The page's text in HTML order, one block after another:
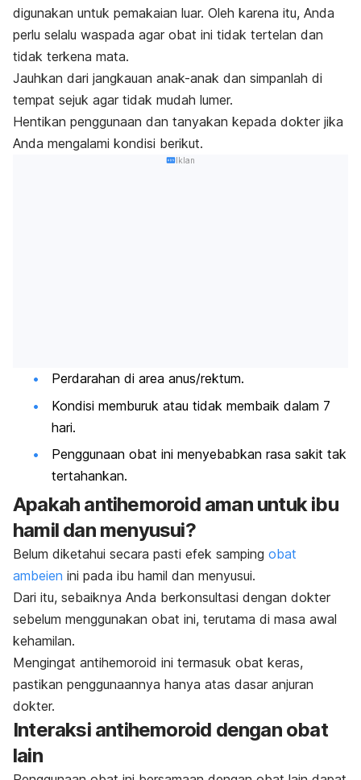
digunakan untuk pemakaian luar. Oleh karena itu, Anda
perlu selalu waspada agar obat ini tidak tertelan dan
tidak terkena mata.
Jauhkan dari jangkauan anak-anak dan simpanlah di
tempat sejuk agar tidak mudah lumer.
Hentikan penggunaan dan tanyakan kepada dokter jika
Anda mengalami kondisi berikut.
Iklan
Perdarahan di area anus/rektum.
Kondisi memburuk atau tidak membaik dalam 7
hari.
Penggunaan obat ini menyebabkan rasa sakit tak
tertahankan.
Apakah antihemoroid aman untuk ibu
hamil dan menyusui?
Belum diketahui secara pasti efek samping obat
ambeien ini pada ibu hamil dan menyusui.
Dari itu, sebaiknya Anda berkonsultasi dengan dokter
sebelum menggunakan obat ini, terutama di masa awal
kehamilan.
Mengingat antihemoroid ini termasuk obat keras,
pastikan penggunaannya hanya atas dasar anjuran
dokter.
Interaksi antihemoroid dengan obat
lain